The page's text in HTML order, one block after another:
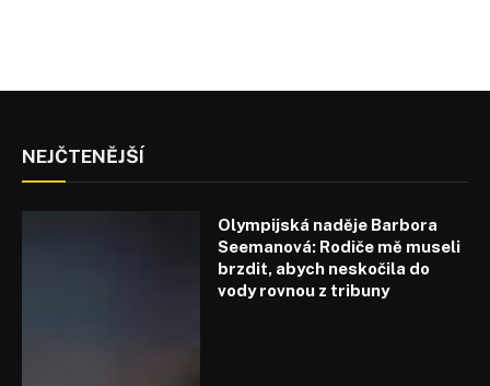
NEJČTENĚJŠÍ
Olympijská naděje Barbora
Seemanová: Rodiče mě museli
brzdit, abych neskočila do
vody rovnou z tribuny